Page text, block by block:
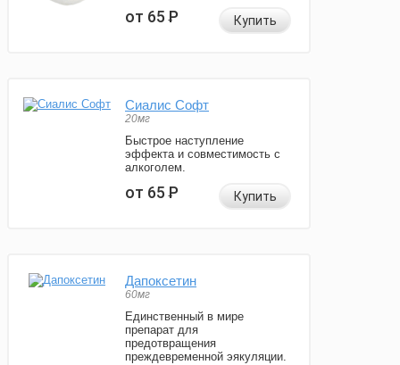
от 65Р Купить
Сиалис Софт
20мг
Быстрое наступление
эффекта и совместимость с
алкоголем.
от 65Р Купить
Дапоксетин
60мг
Единственный в мире
препарат для
предотвращения
преждевременной эякуляции.